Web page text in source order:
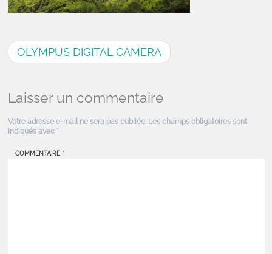
OLYMPUS DIGITAL CAMERA
Laisser un commentaire
Votre adresse e-mail ne sera pas publiée. Les champs obligatoires sont
indiqués avec *
COMMENTAIRE *